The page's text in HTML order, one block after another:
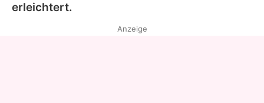
erleichtert.
Anzeige